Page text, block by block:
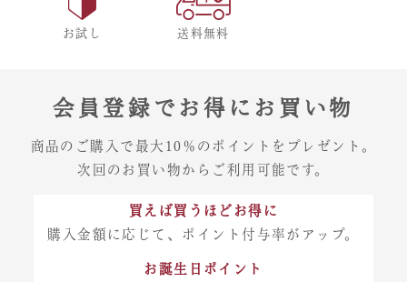
お試し 送料無料
会員登録でお得にお買い物
商品のご購入で最大10％のポイントをプレゼント。
次回のお買い物からご利用可能です。
買えば買うほどお得に
購入金額に応じて、ポイント付与率がアップ。
お誕生日ポイント